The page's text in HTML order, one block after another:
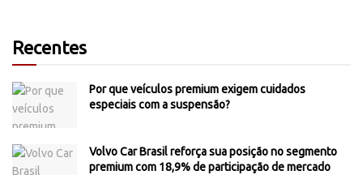
Recentes
Por que veículos premium exigem cuidados
especiais com a suspensão?
Volvo Car Brasil reforça sua posição no segmento
premium com 18,9% de participação de mercado